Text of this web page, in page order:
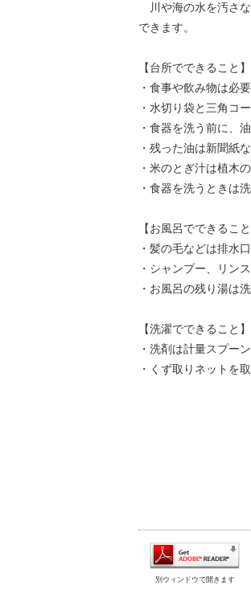
川や海の水を汚さ
できます。
【台所でできること】
・食事や飲み物は必
・水切り袋と三角コ
・食器を洗う前に、
・残った油は新聞紙
・米のとぎ汁は植木
・食器を洗うときは
【お風呂でできること
・髪の毛などは排水
・シャンプー、リン
・お風呂の残り湯は
【洗濯でできること】
・洗剤は計量スプー
・くず取りネットを
別ウィンドウで開きます